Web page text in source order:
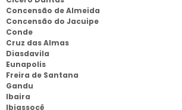
Concensão de Almeida
Concensão do Jacuipe
Conde
Cruz das Almas
Diasdavila
Eunapolis
Freira de Santana
Gandu
Ibaira
Ibiassocê